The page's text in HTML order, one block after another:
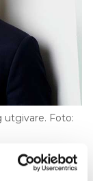
utgivare. Foto:
fart.